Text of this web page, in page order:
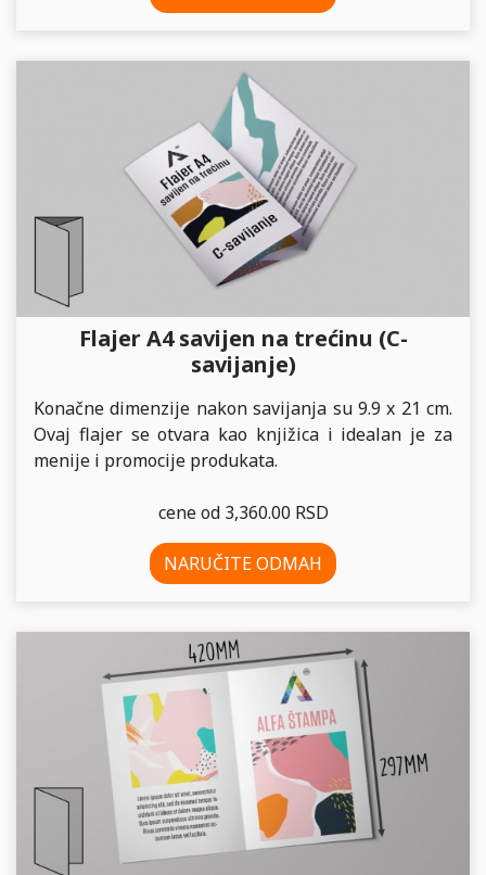
Flajer A4 savijen na trećinu (C-
savijanje)
Konačne dimenzije nakon savijanja su 9.9 x 21 cm.
Ovaj flajer se otvara kao knjižica i idealan je za
menije i promocije produkata.
cene od 3,360.00 RSD
NARUČITE ODMAH